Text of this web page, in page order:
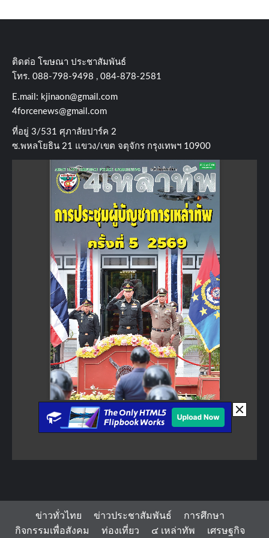
ติดต่อ​ โฆษณา​ ประชาสัมพันธ์
โทร​. 088-798-9498 , 084-878-2581
E.mail: kjinaon@gmail.com
4forcenews@gmail.com
ที่อยู่​ 3/531​ ศุภาลัยปาร์ค​ 2
ซ.พหลโยธิน​ 21​ แขวง/เขต​ จตุจักร​ กรุงเทพฯ 10900
ข่าวทั่วไทย ข่าวประชาสัมพันธ์
การศึกษา
กิจกรรมเพื่อสังคม
ท่องเที่ยว ๔ เหล่าทัพ เศรษฐกิจ